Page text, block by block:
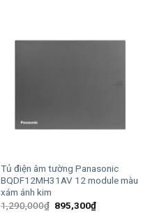
Tủ điện âm tường Panasonic
BQDF12MH31AV 12 module màu
xám ánh kim
1,290,000₫ Giá
895,300₫Giá
hiện